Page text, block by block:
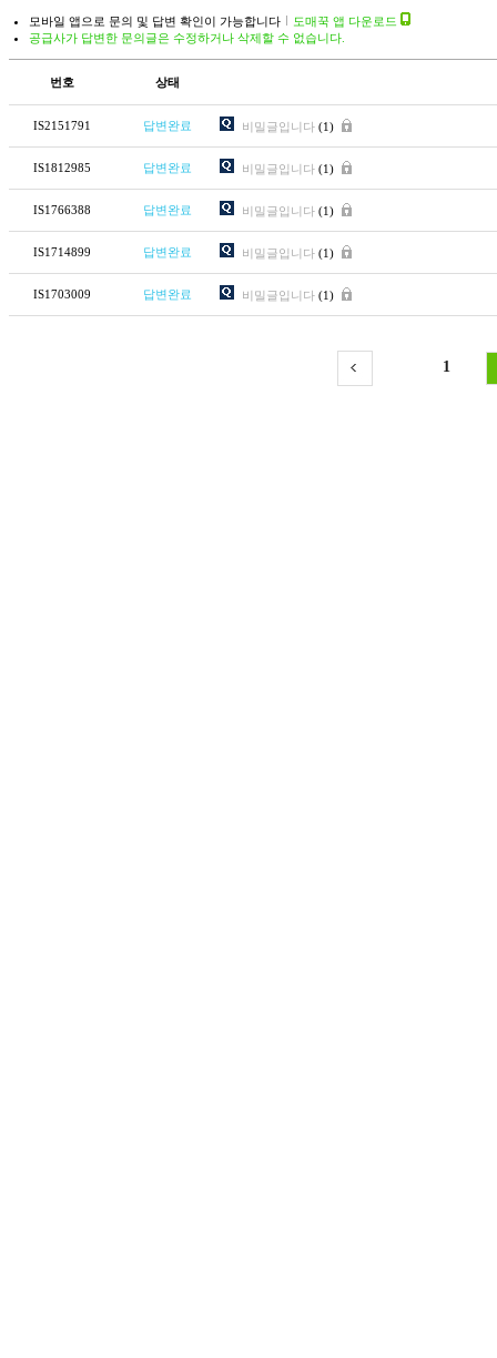
모바일 앱으로 문의 및 답변 확인이 가능합니다
도매꾹 앱 다운로드
공급사가 답변한 문의글은 수정하거나 삭제할 수 없습니다.
번호 상태
IS2151791 답변완료 비밀글입니다 (1)
IS1812985 답변완료 비밀글입니다 (1)
IS1766388 답변완료 비밀글입니다 (1)
IS1714899 답변완료 비밀글입니다 (1)
IS1703009 답변완료 비밀글입니다 (1)
1